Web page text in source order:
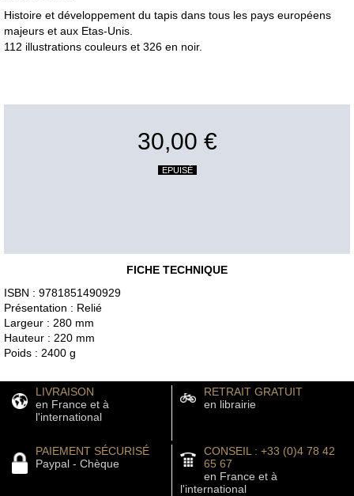
Histoire et développement du tapis dans tous les pays européens
majeurs et aux Etas-Unis.
112 illustrations couleurs et 326 en noir.
30,00 €
EPUISÉ
FICHE TECHNIQUE
ISBN : 9781851490929
Présentation : Relié
Largeur : 280 mm
Hauteur : 220 mm
Poids : 2400 g
LIVRAISON
en France et à
l'international
RETRAIT GRATUIT
en librairie
PAIEMENT SÉCURISÉ
Paypal - Chèque
CONSEIL : +33 (0)4 78 42
65 67
en France et à
l'international